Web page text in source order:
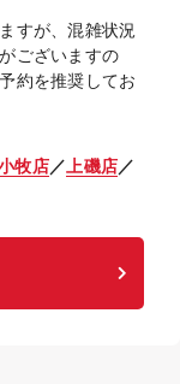
すが、混雑状況
ございますの
約を推奨してお
牧店／ 上磯店／